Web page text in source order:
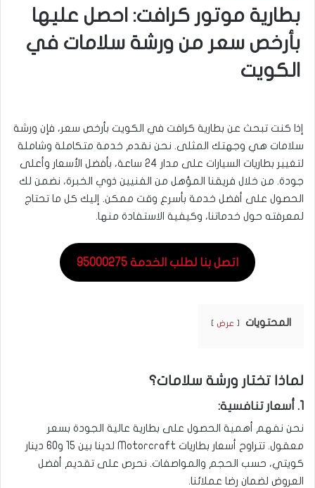
بطارية موتور كرافت: احصل عليها
بأرخص سعر من ورشة سلامات في
الكويت
إذا كنت تبحث عن بطارية كرافت في الكويت بأرخص سعر، فإن ورشة
سلامات هي وجهتك المثلى. نحن نقدم خدمة متكاملة وشاملة
لتغيير بطاريات السيارات على مدار 24 ساعة، بأفضل الأسعار وأعلى
جودة. من خلال فريقنا المؤهل من الفنيين ذوي الخبرة، نضمن لك
الحصول على أفضل خدمة بأسرع وقت ممكن. إليك كل ما تحتاج
لمعرفته حول خدماتنا، وكيفية الاستفادة منها.
اتصل بنا لطلب الخدمة 95000275
المحتويات عرض
لماذا تختار ورشة سلامات؟
1. أسعار تنافسية:
نحن نفهم أهمية الحصول على بطارية عالية الجودة بسعر
معقول. تتراوح أسعار بطاريات Motorcraft لدينا بين 15 و60 دينار
كويتي، حسب الحجم والمواصفات. نحرص على تقديم أفضل
العروض لضمان رضا عملائنا.